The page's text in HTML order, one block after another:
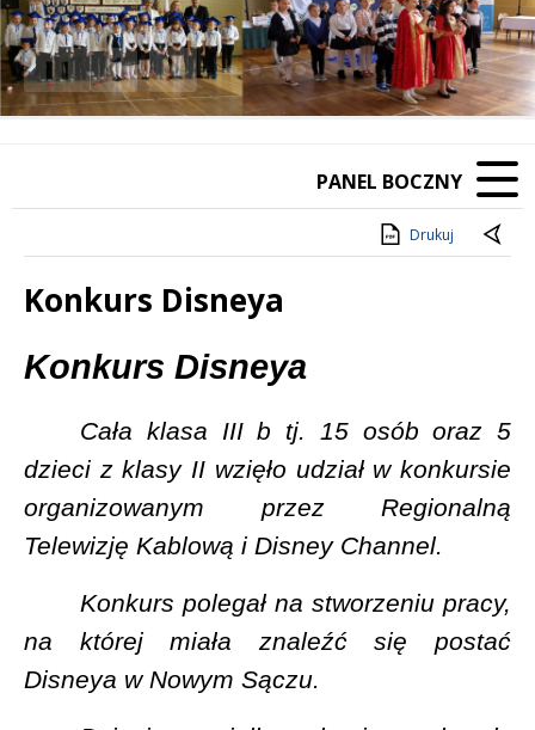
Poprzedni Element
Następny Element
❚❚
PANEL BOCZNY
Drukuj
Konkurs Disneya
Treść
Konkurs Disneya
Cała klasa III b tj. 15 osób oraz 5
dzieci z klasy II wzięło udział w konkursie
organizowanym przez Regionalną
Telewizję Kablową i Disney Channel.
Konkurs polegał na stworzeniu pracy,
na której miała znaleźć się postać
Disneya w Nowym Sączu.